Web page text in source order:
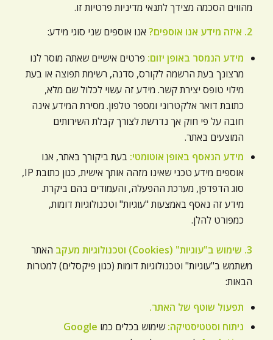
לאפס
את
האפשרויות
cached
מהווים הסכמה מצידך לתנאי מדיניות פרטיות זו.
2. איזה מידע אנו אוספים?
אנו אוספים שני סוגי מידע:
מידע הנמסר באופן יזום: פרטים אישיים שאתה מוסר לנו
מרצונך בעת הרשמה לקורס, סדנה, רשימת תפוצה או בעת
מילוי טופס יצירת קשר. מידע זה עשוי לכלול שם מלא,
כתובת דואר אלקטרוני ומספר טלפון. מסירת המידע אינה
חובה על פי חוק אך נדרשת לצורך קבלת השירותים
המוצעים באתר.
מידע הנאסף באופן אוטומטי: בעת ביקורך באתר, אנו
אוספים מידע טכני שאינו מזהה אותך אישית, כגון כתובת IP,
סוג הדפדפן, מערכת ההפעלה, והעמודים בהם ביקרת.
מידע זה נאסף באמצעות "עוגיות" וטכנולוגיות דומות,
כמפורט להלן.
3. שימוש ב"עוגיות" (Cookies) וטכנולוגיות מעקב
האתר
משתמש ב"עוגיות" וטכנולוגיות דומות (כגון פיקסלים) למטרות
הבאות:
תפעול שוטף של האתר.
ניתוח וסטטיסטיקה:שימוש בכלים כמו Google